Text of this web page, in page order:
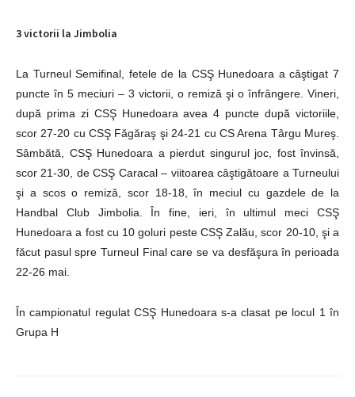
3 victorii la Jimbolia
La Turneul Semifinal, fetele de la CSŞ Hunedoara a câştigat 7
puncte în 5 meciuri – 3 victorii, o remiză şi o înfrângere. Vineri,
după prima zi CSŞ Hunedoara avea 4 puncte după victoriile,
scor 27-20 cu CSŞ Făgăraş şi 24-21 cu CS Arena Târgu Mureş.
Sâmbătă, CSŞ Hunedoara a pierdut singurul joc, fost învinsă,
scor 21-30, de CSŞ Caracal – viitoarea câştigătoare a Turneului
şi a scos o remiză, scor 18-18, în meciul cu gazdele de la
Handbal Club Jimbolia. În fine, ieri, în ultimul meci CSŞ
Hunedoara a fost cu 10 goluri peste CSŞ Zalău, scor 20-10, şi a
făcut pasul spre Turneul Final care se va desfăşura în perioada
22-26 mai.
În campionatul regulat CSŞ Hunedoara s-a clasat pe locul 1 în
Grupa H